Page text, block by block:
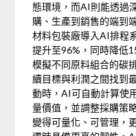
態環境，而AI則能透過
購、生產到銷售的端到
材料包裝廠導入AI排程
提升至96%，同時降低
模擬不同原料組合的碳
續目標與利潤之間找到
動時，AI可自動計算使
量價值，並調整採購策
變得可量化、可管理，